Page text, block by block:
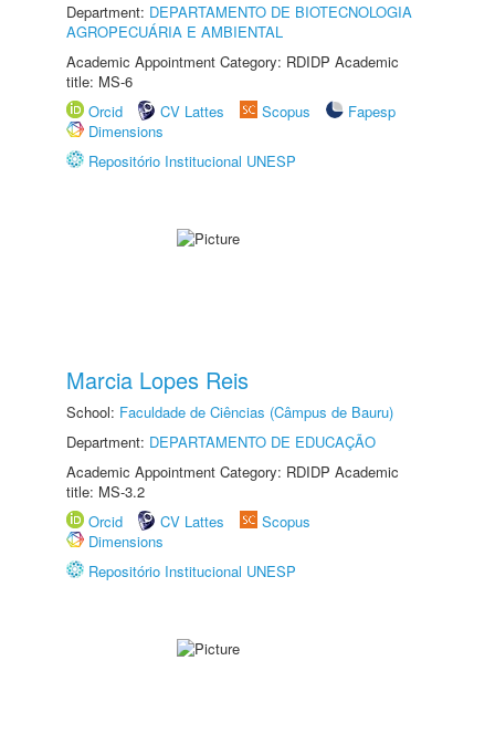
Department: DEPARTAMENTO DE BIOTECNOLOGIA
AGROPECUÁRIA E AMBIENTAL
Academic Appointment Category: RDIDP Academic
title: MS-6
Orcid
CV Lattes Scopus
Fapesp
Dimensions
Repositório Institucional UNESP
Marcia Lopes Reis
School: Faculdade de Ciências (Câmpus de Bauru)
Department: DEPARTAMENTO DE EDUCAÇÃO
Academic Appointment Category: RDIDP Academic
title: MS-3.2
Orcid
CV Lattes
Scopus
Dimensions
Repositório Institucional UNESP